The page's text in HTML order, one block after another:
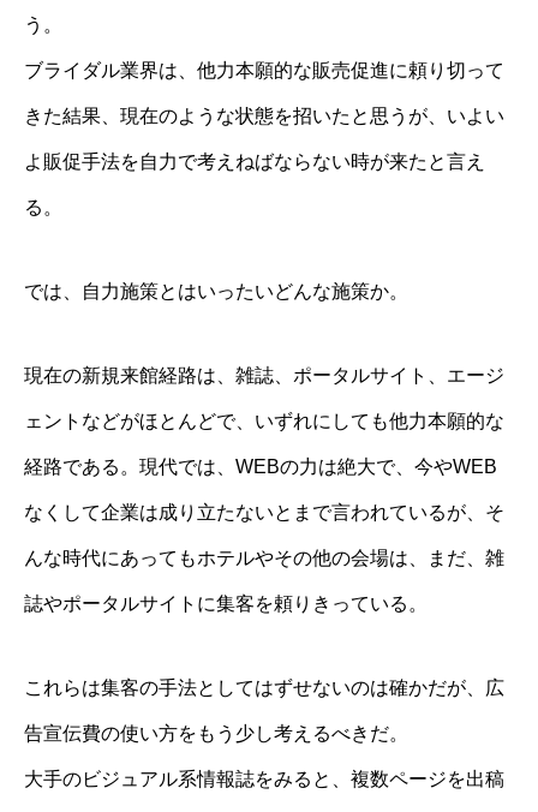
う。
ブライダル業界は、他力本願的な販売促進に頼り切って
きた結果、現在のような状態を招いたと思うが、いよい
よ販促手法を自力で考えねばならない時が来たと言え
る。
では、自力施策とはいったいどんな施策か。
現在の新規来館経路は、雑誌、ポータルサイト、エージ
ェントなどがほとんどで、いずれにしても他力本願的な
経路である。現代では、WEBの力は絶大で、今やWEB
なくして企業は成り立たないとまで言われているが、そ
んな時代にあってもホテルやその他の会場は、まだ、雑
誌やポータルサイトに集客を頼りきっている。
これらは集客の手法としてはずせないのは確かだが、広
告宣伝費の使い方をもう少し考えるべきだ。
大手のビジュアル系情報誌をみると、複数ページを出稿